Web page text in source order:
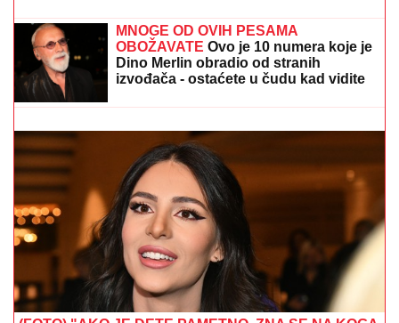
OVAJ FAKULTET JE ZAVRŠILA SARA JO
na putovanjima sa Aleksejem Bjelogrlićem, a nekada
se školovala i u Italiji - OVO joj je bio problem
HAOS ISPRED PINKOVOG STUDIJA:
Nerio i Hana "UDARILI" na Aneli,
spremili sve dokaze protiv nje!